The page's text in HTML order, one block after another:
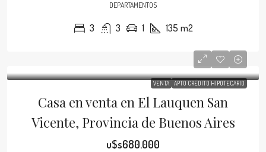
DEPARTAMENTOS
3 3 1 135 m2
VENTA APTO CRÉDITO HIPOTECARIO
Casa en venta en El Lauquen San
Vicente, Provincia de Buenos Aires
u$s680.000